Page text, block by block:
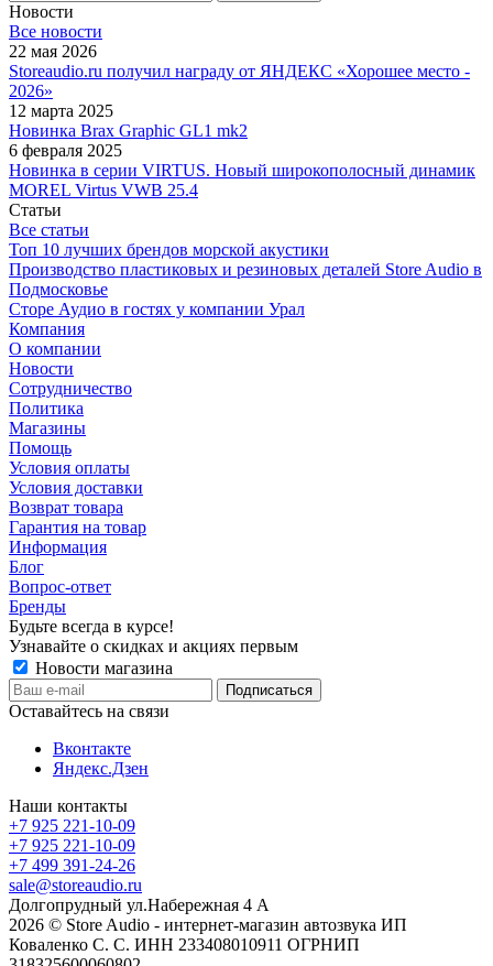
Новости
Все новости
22 мая 2026
Storeaudio.ru получил награду от ЯНДЕКС «Хорошее место -
2026»
12 марта 2025
Новинка Brax Graphic GL1 mk2
6 февраля 2025
Новинка в серии VIRTUS. Новый широкополосный динамик
MOREL Virtus VWB 25.4
Статьи
Все статьи
Топ 10 лучших брендов морской акустики
Производство пластиковых и резиновых деталей Store Audio в
Подмосковье
Сторе Аудио в гостях у компании Урал
Компания
О компании
Новости
Сотрудничество
Политика
Магазины
Помощь
Условия оплаты
Условия доставки
Возврат товара
Гарантия на товар
Информация
Блог
Вопрос-ответ
Бренды
Будьте всегда в курсе!
Узнавайте о скидках и акциях первым
Новости магазина
Оставайтесь на связи
Вконтакте
Яндекс.Дзен
Наши контакты
+7 925 221-10-09
+7 925 221-10-09
+7 499 391-24-26
sale@storeaudio.ru
Долгопрудный ул.Набережная 4 А
2026 © Store Audio - интернет-магазин автозвука ИП
Коваленко С. С. ИНН 233408010911 ОГРНИП